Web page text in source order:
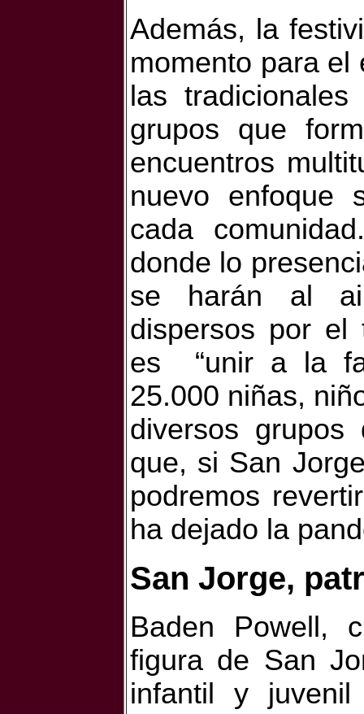
Además, la
momento para el
las
grupos que
encuentros
nuevo enfoque
cada
donde lo
se harán al
dispersos por el
es
“unir a la
25.000 niñas,
diversos grupos
que, si San
podremos
ha dejado la
San Jorge,
Baden Powell,
figura de San
infantil y